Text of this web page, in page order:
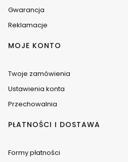
Gwarancja
Reklamacje
MOJE KONTO
Twoje zamówienia
Ustawienia konta
Przechowalnia
PŁATNOŚCI I DOSTAWA
Formy płatności